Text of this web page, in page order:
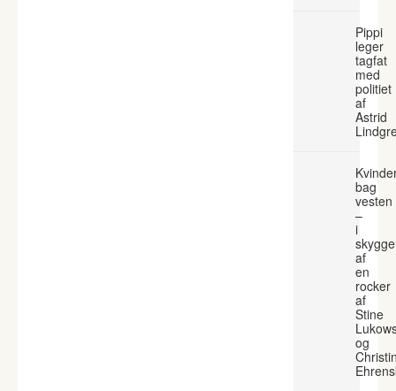
Pippi
leger
tagfat
med
politiet
af
Astrid
bag
vesten
–
i
af
en
rocker
af
Stine
og